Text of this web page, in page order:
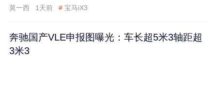
莫一西 1天前 # 宝马iX3
奔驰国产VLE申报图曝光：车长超5米3轴距超
3米3